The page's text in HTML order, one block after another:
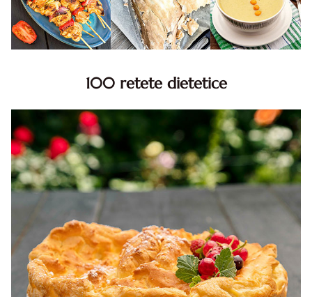
100 retete dietetice
dietetice. Idei retete dietetice. 100 Retete mancare
pentru dieta.